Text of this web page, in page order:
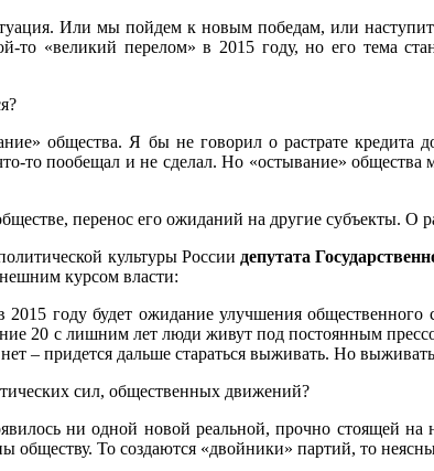
Или мы пойдем к новым победам, или
то «великий перелом» в 2015 году, но его тема
общества. Я бы не говорил о растрате
то пообещал и не сделал. Но «остывание»
перенос его ожиданий на другие субъекты. О
культуры России депутата
курсом власти:
году будет ожидание улучшения
20 с лишним лет люди живут под постоянным
– придется дальше стараться выживать. Но
сил, общественных движений?
ни одной новой реальной, прочно стоящей
обществу. То создаются «двойники» партий, то